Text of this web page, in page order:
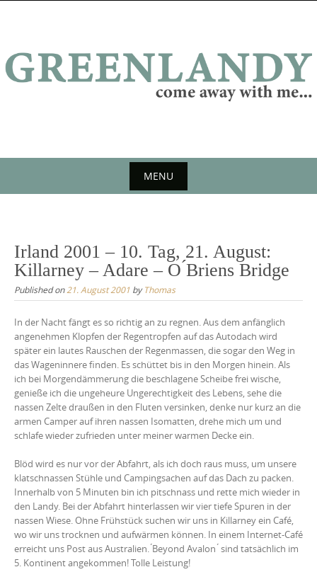
MENU
content
Irland 2001 – 10. Tag, 21. August:
Killarney – Adare – O ́Briens Bridge
Published on21. August 2001 byThomas
In der Nacht fängt es so richtig an zu regnen. Aus dem anfänglich
angenehmen Klopfen der Regentropfen auf das Autodach wird
später ein lautes Rauschen der Regenmassen, die sogar den Weg in
das Wageninnere finden. Es schüttet bis in den Morgen hinein. Als
ich bei Morgendämmerung die beschlagene Scheibe frei wische,
genieße ich die ungeheure Ungerechtigkeit des Lebens, sehe die
nassen Zelte draußen in den Fluten versinken, denke nur kurz an die
armen Camper auf ihren nassen Isomatten, drehe mich um und
schlafe wieder zufrieden unter meiner warmen Decke ein.
Blöd wird es nur vor der Abfahrt, als ich doch raus muss, um unsere
klatschnassen Stühle und Campingsachen auf das Dach zu packen.
Innerhalb von 5 Minuten bin ich pitschnass und rette mich wieder in
den Landy. Bei der Abfahrt hinterlassen wir vier tiefe Spuren in der
nassen Wiese. Ohne Frühstück suchen wir uns in Killarney ein Café,
wo wir uns trocknen und aufwärmen können. In einem Internet-Café
erreicht uns Post aus Australien. ́Beyond Avalon ́ sind tatsächlich im
5. Kontinent angekommen! Tolle Leistung!